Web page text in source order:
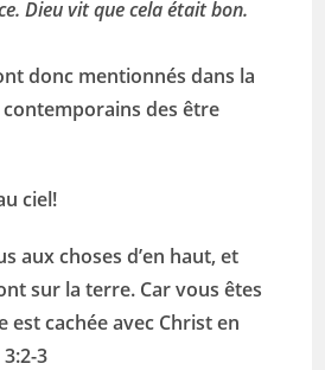
Dieu vit que cela était bon.
donc mentionnés dans la
des être
ciel!
aux choses d’en haut, et
sur la terre. Car vous êtes
cachée avec Christ en
‭3‬